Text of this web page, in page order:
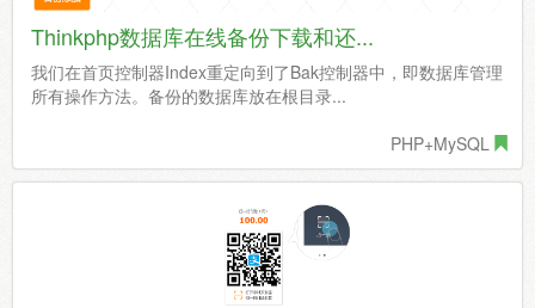
Thinkphp数据库在线备份下载和还...
我们在首页控制器Index重定向到了Bak控制器中，即数据库管理
所有操作方法。备份的数据库放在根目录...
PHP+MySQL